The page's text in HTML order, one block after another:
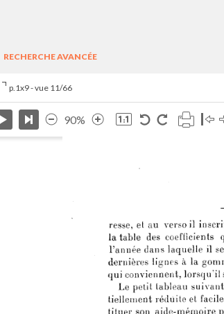
RECHERCHE AVANCÉE
p.1x9 - vue 11/66
90%